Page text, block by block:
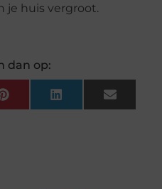
je huis vergroot.
dan op:
PinterestLinkedInEmail